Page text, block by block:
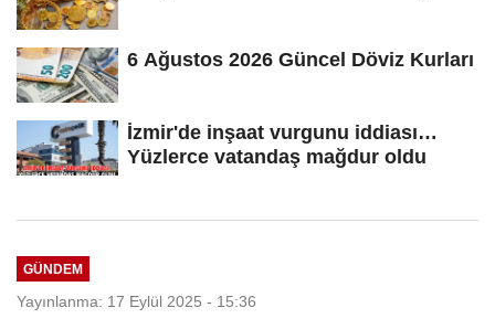
6 Ağustos 2026 Güncel Döviz Kurları
İzmir'de inşaat vurgunu iddiası…
Yüzlerce vatandaş mağdur oldu
GÜNDEM
Yayınlanma: 17 Eylül 2025 - 15:36